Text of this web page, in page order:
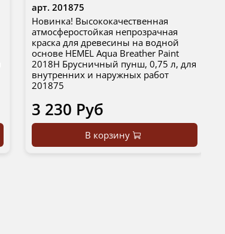
арт. 201875
Новинка! Высококачественная
атмосферостойкая непрозрачная
краска для древесины на водной
основе HEMEL Aqua Breather Paint
2018H Брусничный пунш, 0,75 л, для
внутренних и наружных работ
201875
3 230 Руб
В корзину